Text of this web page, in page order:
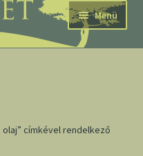
Menü
címkével rendelkező